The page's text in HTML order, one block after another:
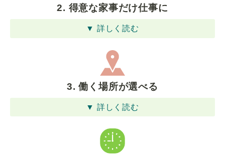
2. 得意な家事だけ仕事に
▼ 詳しく読む
3. 働く場所が選べる
▼ 詳しく読む